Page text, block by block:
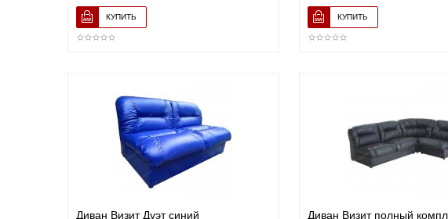
Диван Визит Дуэт синий Диван Визит полный